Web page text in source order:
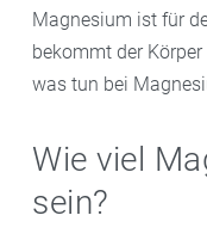
Magnesium ist für
bekommt der
was tun bei
Wie viel
sein?